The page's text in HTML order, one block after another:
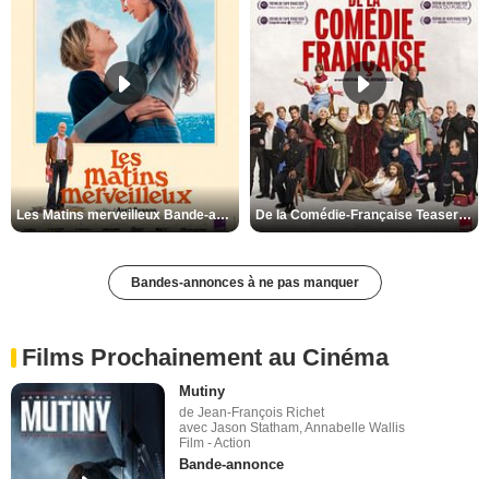
Les Matins merveilleux Bande-annonce VF De la Comédie-Française Teaser VF
Bandes-annonces à ne pas manquer
Films Prochainement au Cinéma
Mutiny
de Jean-François Richet
avec Jason Statham, Annabelle Wallis
Film - Action
Bande-annonce